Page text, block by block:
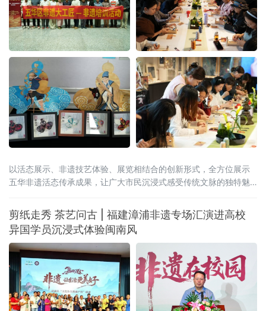
以活态展示、非遗技艺体验、展览相结合的创新形式，全方位展示
五华非遗活态传承成果，让广大市民沉浸式感受传统文脉的独特魅
剪纸走秀 茶艺问古 | 福建漳浦非遗专场汇演进高校
异国学员沉浸式体验闽南风